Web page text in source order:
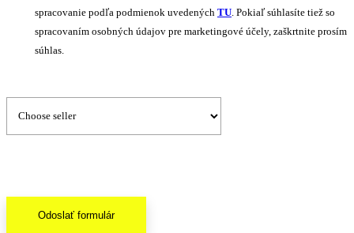
spracovanie podľa podmienok uvedených TU . Pokiaľ súhlasíte tiež so
spracovaním osobných údajov pre marketingové účely, zaškrtnite prosím
súhlas.
Odoslať formulár